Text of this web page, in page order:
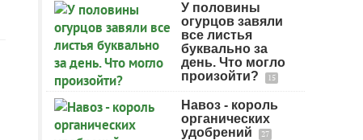
У половины
огурцов завяли
все листья
буквально за
день. Что могло
произойти?
15
Навоз - король
органических
удобрений
27